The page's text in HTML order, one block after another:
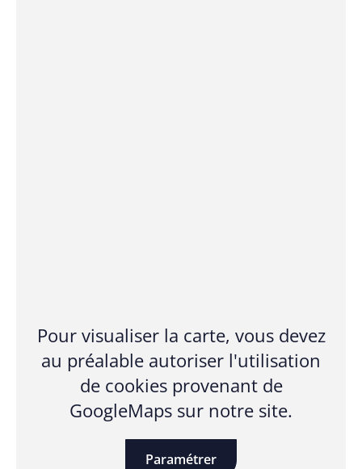
Pour visualiser la carte, vous devez
au préalable autoriser l'utilisation
de cookies provenant de
GoogleMaps sur notre site.
Paramétrer